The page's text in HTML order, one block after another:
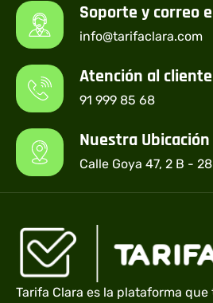
Soporte y correo
info@tarifaclara.com
Atención al cliente
91 999 85 68
Nuestra Ubicación
Calle Goya 47, 2 B -
Tarifa Clara es la plataforma